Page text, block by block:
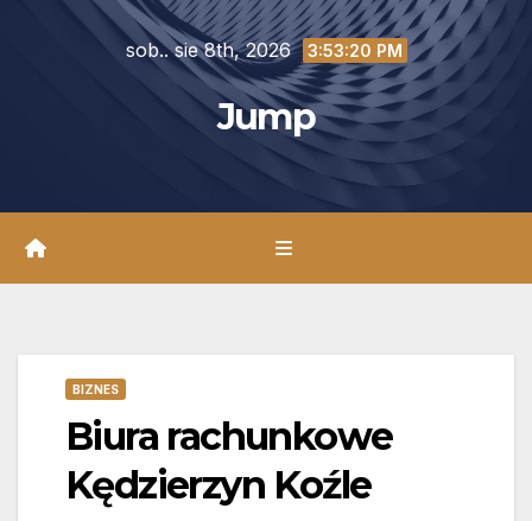
sob.. sie 8th, 2026 3:53:21 PM
Jump
BIZNES
Biura rachunkowe
Kędzierzyn Koźle